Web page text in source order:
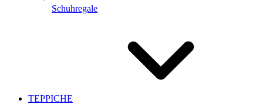
Schuhregale
TEPPICHE